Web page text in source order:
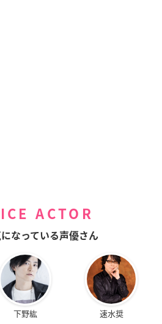
ACTOR
なっている声優さん
下野紘 速水奨